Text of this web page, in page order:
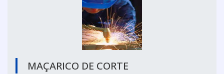
MAÇARICO DE CORTE